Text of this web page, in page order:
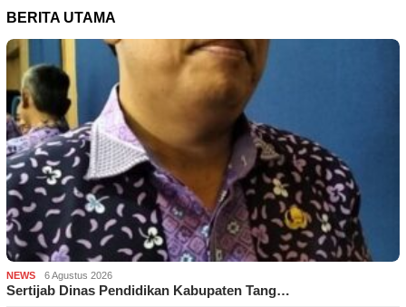
BERITA UTAMA
NEWS 6 Agustus 2026
Sertijab Dinas Pendidikan Kabupaten Tang…